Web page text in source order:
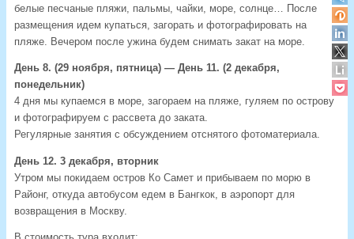
белые песчаные пляжи, пальмы, чайки, море, солнце… После
размещения идем купаться, загорать и фотографировать на
пляже. Вечером после ужина будем снимать закат на море.
День 8. (29 ноября, пятница) — День 11. (2 декабря,
понедельник)
4 дня мы купаемся в море, загораем на пляже, гуляем по острову
и фотографируем с рассвета до заката.
Регулярные занятия с обсуждением отснятого фотоматериала.
День 12. 3 декабря, вторник
Утром мы покидаем остров Ко Самет и прибываем по морю в
Районг, откуда автобусом едем в Бангкок, в аэропорт для
возвращения в Москву.